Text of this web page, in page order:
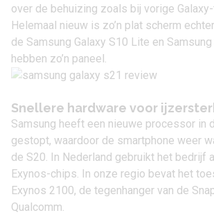
over de behuizing zoals bij vorige
Helemaal nieuw is zo’n plat scherm
de Samsung Galaxy S10 Lite en
hebben zo’n paneel.
Snellere hardware voor
Samsung heeft een nieuwe processor in
gestopt, waardoor de smartphone weer
de S20. In Nederland gebruikt het bedrijf
Exynos-chips. In onze regio bevat het
Exynos 2100, de tegenhanger van de
Qualcomm.